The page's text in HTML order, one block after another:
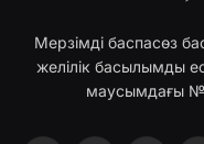
Мерзімді баспасөз
желілік басылымды
маусымдағы